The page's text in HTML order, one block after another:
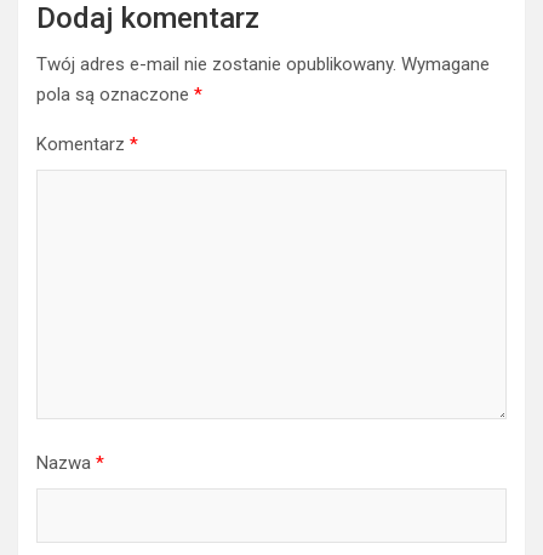
Dodaj komentarz
Twój adres e-mail nie zostanie opublikowany. Wymagane
pola są oznaczone *
Komentarz *
Nazwa *